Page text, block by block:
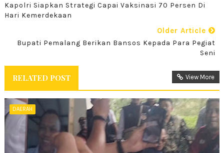
Kapolri Siapkan Strategi Capai Vaksinasi 70 Persen Di
Hari Kemerdekaan
Older Article
Bupati Pemalang Berikan Bansos Kepada Para Pegiat
Seni
RELATED POST View More
DAERAH